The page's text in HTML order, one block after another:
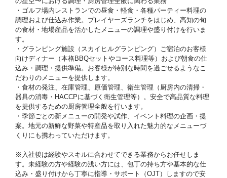
・ゴルフ場内レストランでの昼食・軽食・各種パーティー料理の
調理および仕込み作業。プレイヤーズランチをはじめ、高知の旬
の食材・地場産品を活かしたメニューの調理や盛り付けを行いま
す。
・グランピング施設（スカイヒルグランピング）ご宿泊のお客様
向けディナー（本格BBQセットやコース料理等）および朝食の仕
込み・調理・提供準備。お客様が特別な時間を過ごせるようなこ
だわりのメニューを提供します。
・食材の発注、在庫管理、原価管理、衛生管理（厨房内の清掃・
器具の消毒・HACCPに基づく衛生管理等）。安全で高品質な料理
を提供するための厨房管理全般を行います。
・季節ごとの新メニューの開発や試作、イベント料理の企画・提
案。地元の新鮮な野菜や特産品を取り入れた魅力的なメニューづ
くりにも携わっていただけます。
※入社後は経験やスキルに合わせてできる業務からお任せしま
す。未経験の方や経験の浅い方には、包丁の持ち方や基本的な仕
込み・盛り付けから丁寧に指導・サポート（OJT）しますので安